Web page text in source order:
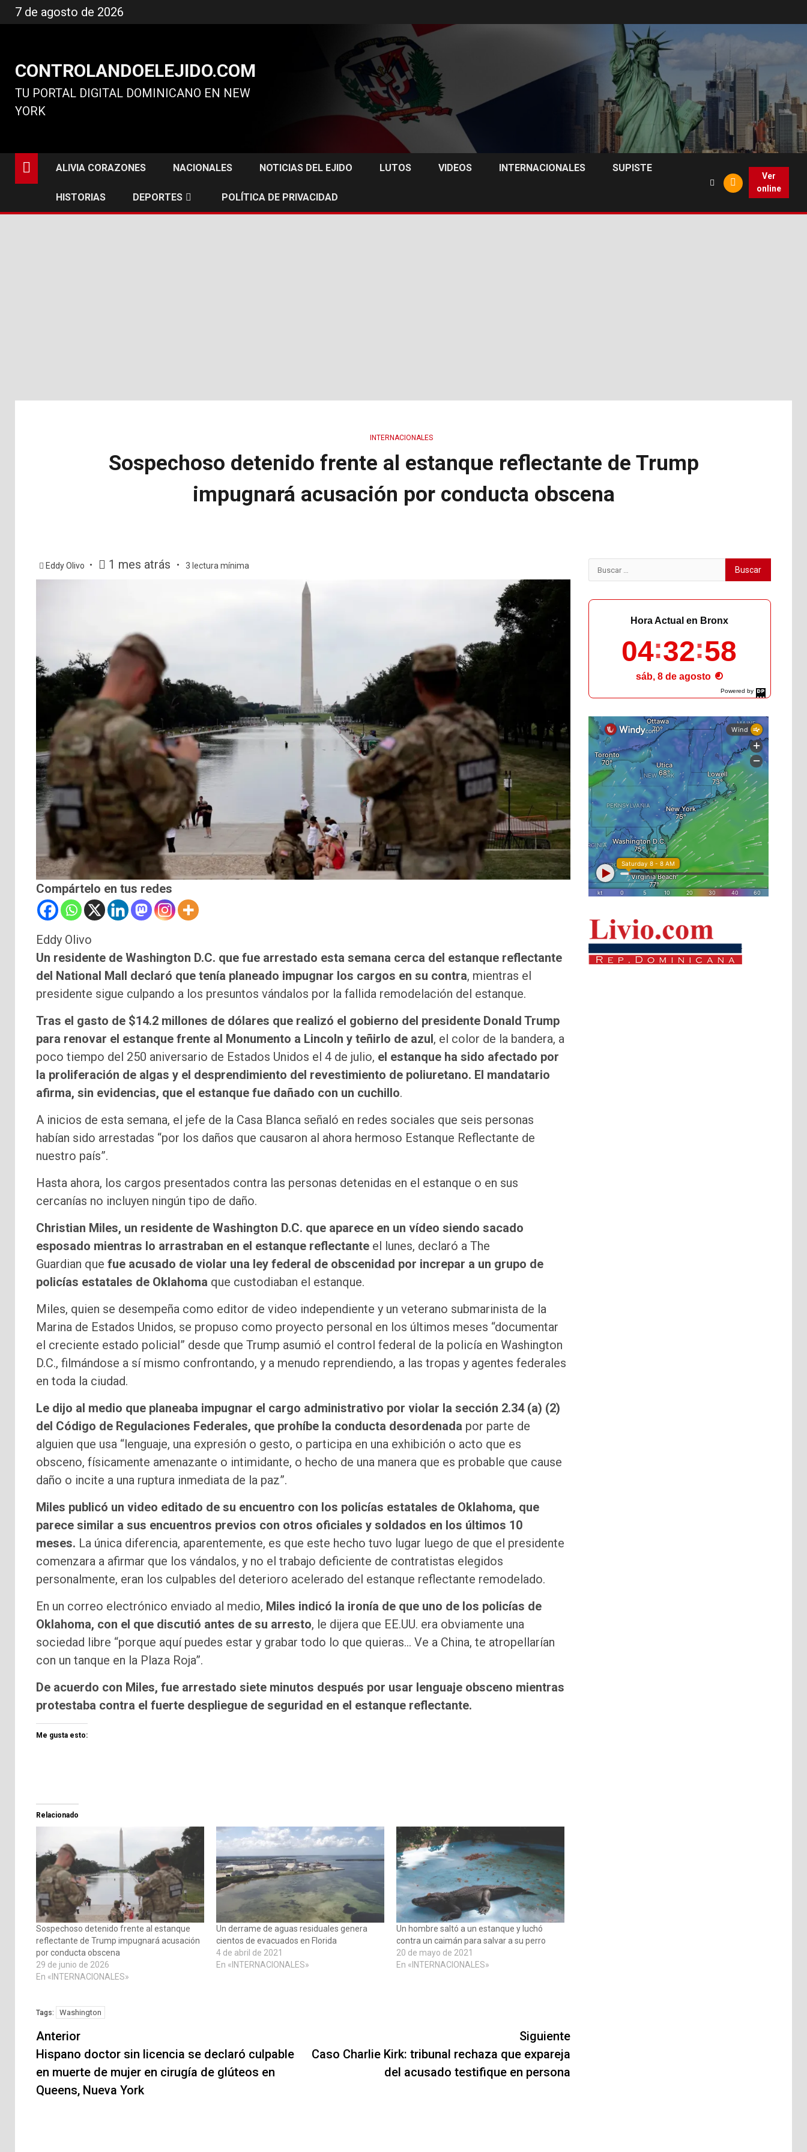
al
7 de agosto de 2026
CONTROLANDOELEJIDO.COM
TU PORTAL DIGITAL DOMINICANO EN NEW
YORK
ALIVIA CORAZONES NACIONALES NOTICIAS DEL EJIDO LUTOS VIDEOS INTERNACIONALES SUPISTE
HISTORIAS DEPORTES POLÍTICA DE PRIVACIDAD
Ver
online
INTERNACIONALES
Sospechoso detenido frente al estanque reflectante de Trump
impugnará acusación por conducta obscena
Eddy Olivo 1 mes atrás 3 lectura mínima
Compártelo en tus redes
Eddy Olivo
Un residente de Washington D.C. que fue arrestado esta semana cerca del estanque reflectante
del National Mall declaró que tenía planeado impugnar los cargos en su contra, mientras el
presidente sigue culpando a los presuntos vándalos por la fallida remodelación del estanque.
Tras el gasto de $14.2 millones de dólares que realizó el gobierno del presidente Donald Trump
para renovar el estanque frente al Monumento a Lincoln y teñirlo de azul, el color de la bandera, a
poco tiempo del 250 aniversario de Estados Unidos el 4 de julio, el estanque ha sido afectado por
la proliferación de algas y el desprendimiento del revestimiento de poliuretano. El mandatario
afirma, sin evidencias, que el estanque fue dañado con un cuchillo.
A inicios de esta semana, el jefe de la Casa Blanca señaló en redes sociales que seis personas
habían sido arrestadas “por los daños que causaron al ahora hermoso Estanque Reflectante de
nuestro país”.
Hasta ahora, los cargos presentados contra las personas detenidas en el estanque o en sus
cercanías no incluyen ningún tipo de daño.
Christian Miles, un residente de Washington D.C. que aparece en un vídeo siendo sacado
esposado mientras lo arrastraban en el estanque reflectante el lunes, declaró a The
Guardian que fue acusado de violar una ley federal de obscenidad por increpar a un grupo de
policías estatales de Oklahoma que custodiaban el estanque.
Miles, quien se desempeña como editor de video independiente y un veterano submarinista de la
Marina de Estados Unidos, se propuso como proyecto personal en los últimos meses “documentar
el creciente estado policial” desde que Trump asumió el control federal de la policía en Washington
D.C., filmándose a sí mismo confrontando, y a menudo reprendiendo, a las tropas y agentes federales
en toda la ciudad.
Le dijo al medio que planeaba impugnar el cargo administrativo por violar la sección 2.34 (a) (2)
del Código de Regulaciones Federales, que prohíbe la conducta desordenada por parte de
alguien que usa “lenguaje, una expresión o gesto, o participa en una exhibición o acto que es
obsceno, físicamente amenazante o intimidante, o hecho de una manera que es probable que cause
daño o incite a una ruptura inmediata de la paz”.
Miles publicó un video editado de su encuentro con los policías estatales de Oklahoma, que
parece similar a sus encuentros previos con otros oficiales y soldados en los últimos 10
meses. La única diferencia, aparentemente, es que este hecho tuvo lugar luego de que el presidente
comenzara a afirmar que los vándalos, y no el trabajo deficiente de contratistas elegidos
personalmente, eran los culpables del deterioro acelerado del estanque reflectante remodelado.
En un correo electrónico enviado al medio, Miles indicó la ironía de que uno de los policías de
Oklahoma, con el que discutió antes de su arresto, le dijera que EE.UU. era obviamente una
sociedad libre “porque aquí puedes estar y grabar todo lo que quieras… Ve a China, te atropellarían
con un tanque en la Plaza Roja”.
De acuerdo con Miles, fue arrestado siete minutos después por usar lenguaje obsceno mientras
protestaba contra el fuerte despliegue de seguridad en el estanque reflectante.
Me gusta esto:
Relacionado
Sospechoso detenido frente al estanque
reflectante de Trump impugnará acusación
por conducta obscena
29 de junio de 2026
En «INTERNACIONALES»
Un derrame de aguas residuales genera
cientos de evacuados en Florida
4 de abril de 2021
En «INTERNACIONALES»
Un hombre saltó a un estanque y luchó
contra un caimán para salvar a su perro
20 de mayo de 2021
En «INTERNACIONALES»
Tags: Washington
Navegación
de
entradas
Anterior
Hispano doctor sin licencia se declaró culpable
en muerte de mujer en cirugía de glúteos en
Queens, Nueva York
Siguiente
Caso Charlie Kirk: tribunal rechaza que expareja
del acusado testifique en persona
Buscar:
Powered by
DaysPedia.com
Hora Actual en Bronx
04 33 00
sáb, 8 de agosto